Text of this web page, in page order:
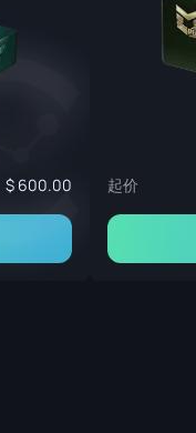
600.00 起价